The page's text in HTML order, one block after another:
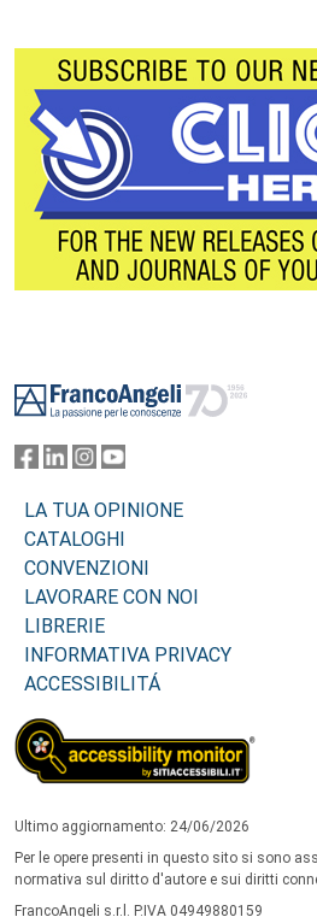
LA TUA OPINIONE
CATALOGHI
CONVENZIONI
LAVORARE CON NOI
LIBRERIE
INFORMATIVA PRIVACY
ACCESSIBILITÁ
Ultimo aggiornamento: 24/06/2026
Per le opere presenti in questo sito si sono
normativa sul diritto d'autore e sui diritti
FrancoAngeli s.r.l. P.IVA 04949880159